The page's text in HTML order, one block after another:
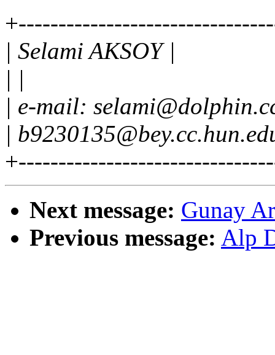
| Selami AKSOY |
| |
| e-mail:
|
Next message: Gunay
Previous message: Alp